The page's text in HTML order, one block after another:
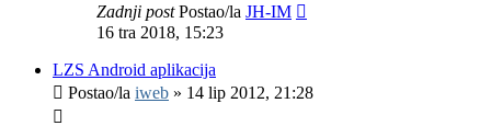
Zadnji postPostao/la JH-IM
16 tra 2018, 15:23
LZS Android aplikacija
Postao/la iweb » 14 lip 2012, 21:28